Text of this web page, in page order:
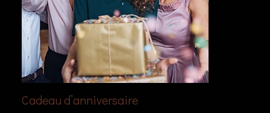
Cadeau d’anniversaire